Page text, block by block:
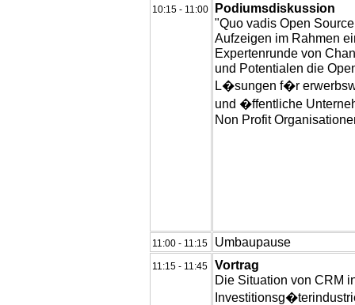
10:15 - 11:00
Podiumsdiskussion
"Quo vadis Open
Aufzeigen im Rahmen
Expertenrunde von
und Potentialen die
L�sungen f�r
und �ffentliche
Non Profit
11:00 - 11:15 Umbaupause
11:15 - 11:45
Vortrag
Die Situation von CRM